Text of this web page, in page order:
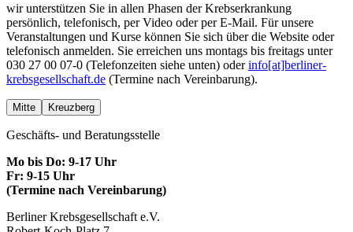
wir unterstützen Sie in allen Phasen der Krebserkrankung
persönlich, telefonisch, per Video oder per E-Mail. Für unsere
Veranstaltungen und Kurse können Sie sich über die Website oder
telefonisch anmelden. Sie erreichen uns montags bis freitags unter
030 27 00 07-0 (Telefonzeiten siehe unten) oderinfo[at]berliner-
krebsgesellschaft.de (Termine nach Vereinbarung).
Mitte Kreuzberg
Geschäfts- und Beratungsstelle
Mo bis Do: 9-17 Uhr
Fr: 9-15 Uhr
(Termine nach Vereinbarung)
Berliner Krebsgesellschaft e.V.